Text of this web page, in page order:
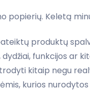
popierių. Keletą
produktų
funkcijos ar
kitaip negu
kurios